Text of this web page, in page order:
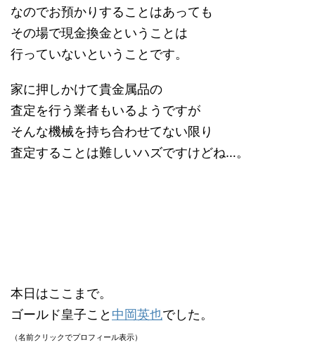
なのでお預かりすることはあっても
その場で現金換金ということは
行っていないということです。
家に押しかけて貴金属品の
査定を行う業者もいるようですが
そんな機械を持ち合わせてない限り
査定することは難しいハズですけどね…。
本日はここまで。
ゴールド皇子こと 中岡英也でした。
（名前クリックでプロフィール表示）